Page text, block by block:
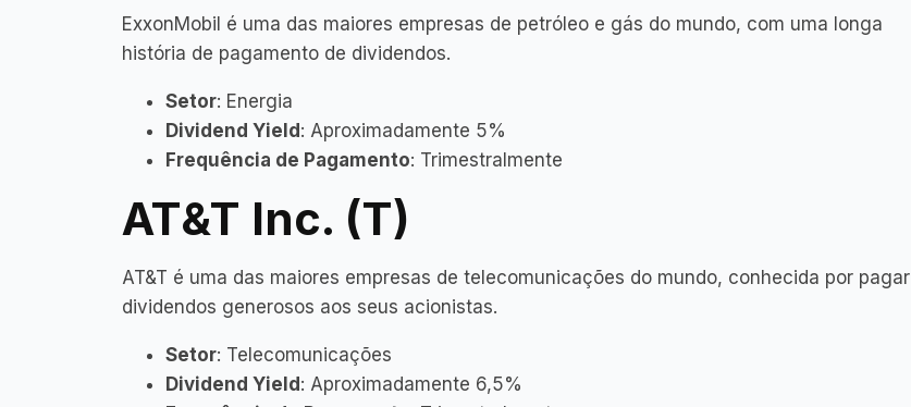
ExxonMobil é uma das maiores empresas de petróleo e gás do mundo, com uma longa
história de pagamento de dividendos.
Setor: Energia
Dividend Yield : Aproximadamente 5%
Frequência de Pagamento: Trimestralmente
AT&T Inc. (T)
AT&T é uma das maiores empresas de telecomunicações do mundo, conhecida por pagar
dividendos generosos aos seus acionistas.
Setor: Telecomunicações
Dividend Yield : Aproximadamente 6,5%